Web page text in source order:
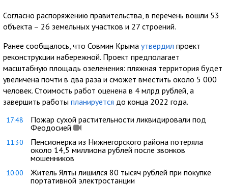
Согласно распоряжению правительства, в перечень вошли 53
объекта – 26 земельных участков и 27 строений.
Ранее сообщалось, что Совмин Крыма утвердил проект
реконструкции набережной. Проект предполагает
масштабную площадь озеленения: пляжная территория будет
увеличена почти в два раза и сможет вместить около 5 000
человек. Стоимость работ оценена в 4 млрд рублей, а
завершить работы планируется до конца 2022 года.
17:48
Пожар сухой растительности ликвидировали под
Феодосией
11:30
Пенсионерка из Нижнегорского района потеряла
около 14,5 миллиона рублей после звонков
мошенников
10:00
Житель Ялты лишился 80 тысяч рублей при покупке
портативной электростанции